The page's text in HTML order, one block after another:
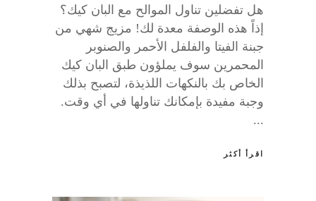
هل تفضلين تناول الموالح مع البان كيك؟
إذاً هذه الوصفة معدة لك! مزيج شهي من
جبنة الفيتا والفلفل الأحمر والصنوبر
المحمرين سوف يملؤون طبق البان كيك
الخاص بك بالنكهات اللذيذة، لتصبح بذلك
وجبة مفيدة بإمكانك تناولها في أي وقت.
اقرأ أكثر